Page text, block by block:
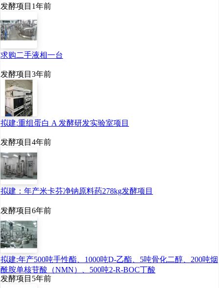
长、研究员李高阳，湖
产品加工研究所副所
委、宣传部部长周高，
发酵项目 1年前
求购二手液相一台
发酵项目 3年前
拟建:重组蛋白 A 发酵研发实验室项目
发酵项目 4年前
拟建：年产米卡芬净钠原料药278kg发酵项目
发酵项目 6年前
拟建:年产500吨手性酯、1000吨D-乙酯、5吨骨化二醇、200吨烟
酰胺单核苷酸（NMN）、500吨2-R-BOC丁酸
发酵项目 5年前